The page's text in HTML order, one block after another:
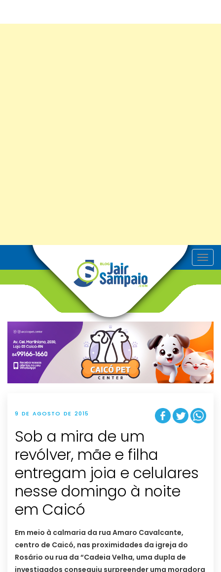
T
o
v
g
t
i
o
n
9 DE AGOSTO DE 2015
Sob a mira de um
revólver, mãe e filha
entregam joia e celulares
nesse domingo à noite
em Caicó
Em meio à calmaria da rua Amaro Cavalcante,
centro de Caicó, nas proximidades da igreja do
Rosário ou rua da “Cadeia Velha, uma dupla de
investigados conseguiu surpreender uma moradora